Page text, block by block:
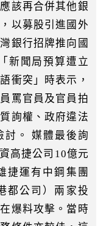
該再合併其他銀
以募股引進國外
銀行招牌推向國
新聞局預算遭立
衝突」時表示，
罵官員及官員拍
詢權、政府違法
討。 媒體最後詢
高捷公司10億元
捷運有中鋼集團
都公司）兩家投
爆料攻擊。當時